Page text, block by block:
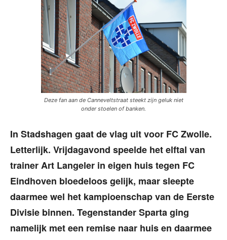
Deze fan aan de Canneveltstraat steekt zijn geluk niet
onder stoelen of banken.
In Stadshagen gaat de vlag uit voor FC Zwolle.
Letterlijk. Vrijdagavond speelde het elftal van
trainer Art Langeler in eigen huis tegen FC
Eindhoven bloedeloos gelijk, maar sleepte
daarmee wel het kampioenschap van de Eerste
Divisie binnen. Tegenstander Sparta ging
namelijk met een remise naar huis en daarmee